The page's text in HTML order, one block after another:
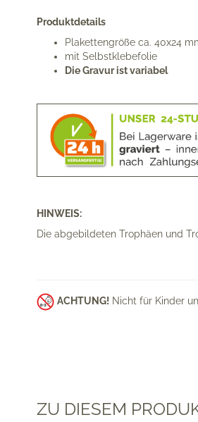
Produktdetails
Plakettengröße ca. 40x24
mit Selbstklebefolie
Die Gravur ist variabel
HINWEIS:
Die abgebildeten Trophäen und
ACHTUNG! Nicht für Kinder
ZU DIESEM